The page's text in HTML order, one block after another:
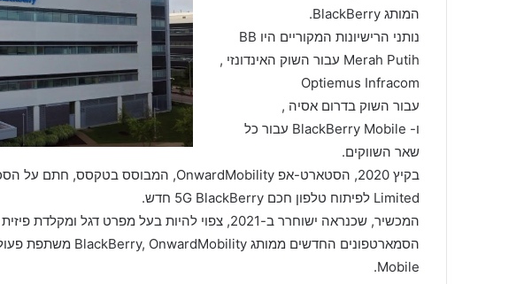
המותג BlackBerry.
נותני הרישיונות המקוריים היו BB
Merah Putih עבור השוק האינדונזי ,
Optiemus Infracom
עבור השוק בדרום אסיה ,
ו- BlackBerry Mobile עבור כל
שאר השווקים.
Limited לפיתוח טלפון חכם 5G BlackBerry חדש.
Mobile.